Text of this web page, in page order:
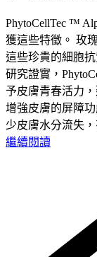
PhytoCellTec ™
獲這些特徵。 玫
這些珍貴的細胞抗
研究證實，
予皮膚青春活力
增強皮膚的屏障
少皮膚水分流失
繼續閱讀